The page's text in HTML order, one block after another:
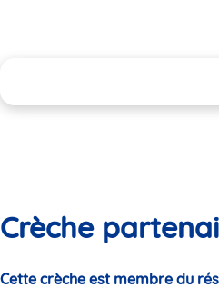
Crèche
Cette crèche est membre du